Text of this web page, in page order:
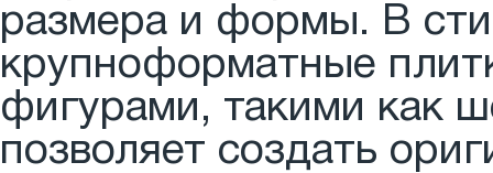
размера и формы. В
крупноформатные
фигурами, такими как
позволяет создать